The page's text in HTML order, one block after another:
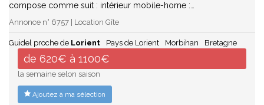
compose comme suit : intérieur mobile-home :…
Annonce n° 6757 | Location Gîte
Guidel proche de Lorient Pays de Lorient Morbihan Bretagne
de 620€ à 1100€
la semaine selon saison
Ajoutez à ma sélection